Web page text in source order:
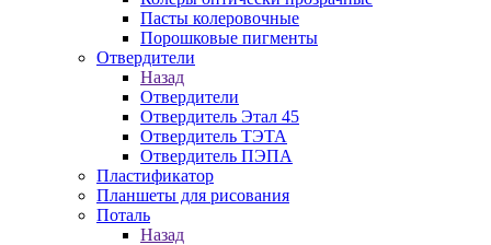
Пасты колеровочные
Порошковые пигменты
Отвердители
Назад
Отвердители
Отвердитель Этал 45
Отвердитель ТЭТА
Отвердитель ПЭПА
Пластификатор
Планшеты для рисования
Поталь
Назад